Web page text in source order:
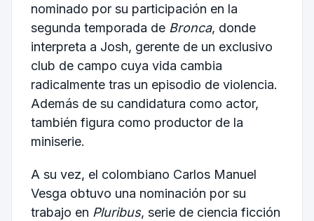
nominado por su participación en la
segunda temporada de Bronca, donde
interpreta a Josh, gerente de un exclusivo
club de campo cuya vida cambia
radicalmente tras un episodio de violencia.
Además de su candidatura como actor,
también figura como productor de la
miniserie.
A su vez, el colombiano Carlos Manuel
Vesga obtuvo una nominación por su
trabajo en Pluribus, serie de ciencia ficción